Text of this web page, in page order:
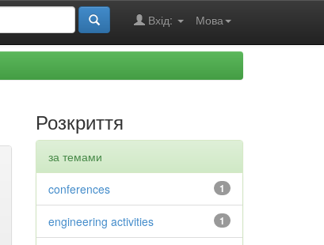
Мова
Вхід:
Розкриття
за темами
1
conferences
1
engineering activities